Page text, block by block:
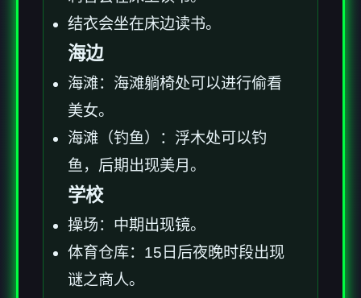
结衣会坐在床边读书。
海边
海滩：海滩躺椅处可以进行偷看
美女。
海滩（钓鱼）：浮木处可以钓
鱼，后期出现美月。
学校
操场：中期出现镜。
体育仓库：15日后夜晚时段出现
谜之商人。